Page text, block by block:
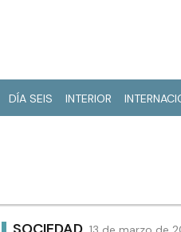
DÍA SEIS INTERIOR